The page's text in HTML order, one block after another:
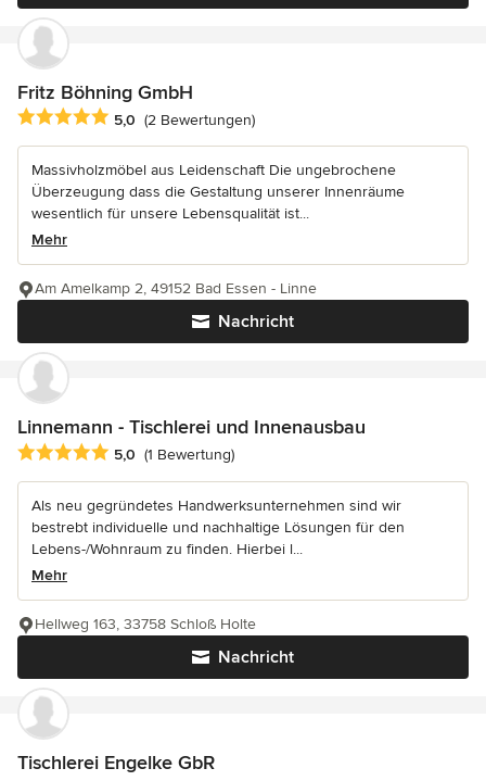
Fritz Böhning GmbH
Durchschnittliche Bewertung: 5 von 5 Sternen
5,0 (2 Bewertungen)
Massivholzmöbel aus Leidenschaft Die ungebrochene
Überzeugung dass die Gestaltung unserer Innenräume
wesentlich für unsere Lebensqualität ist...
Mehr
Nachricht
Am Amelkamp 2, 49152 Bad Essen - Linne
Linnemann - Tischlerei und Innenausbau
Durchschnittliche Bewertung: 5 von 5 Sternen
5,0 (1 Bewertung)
Als neu gegründetes Handwerksunternehmen sind wir
bestrebt individuelle und nachhaltige Lösungen für den
Lebens-/Wohnraum zu finden. Hierbei l...
Mehr
Nachricht
Hellweg 163, 33758 Schloß Holte
Tischlerei Engelke GbR